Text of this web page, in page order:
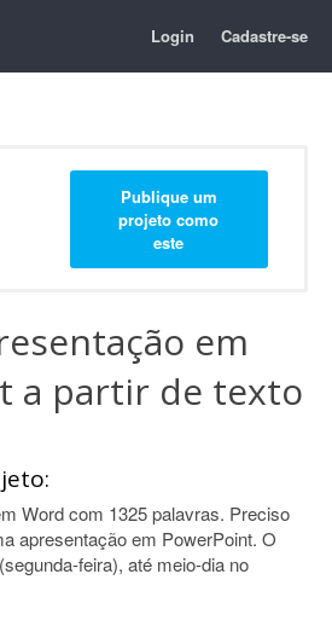
Login Cadastre-se
Publique um
projeto como
este
em
a partir de texto
Word com 1325 palavras. Preciso
apresentação em PowerPoint. O
feira), até meio-dia no